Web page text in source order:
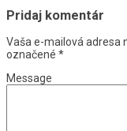
Pridaj komentár
Vaša e-mailová adresa
označené *
Message